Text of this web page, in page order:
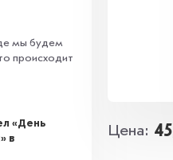
мы будем
происходит
«День
в
Цена